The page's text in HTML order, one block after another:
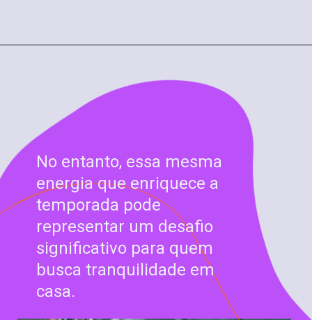
No entanto, essa mesma
energia que enriquece a
temporada pode
representar um desafio
significativo para quem
busca tranquilidade em
casa.